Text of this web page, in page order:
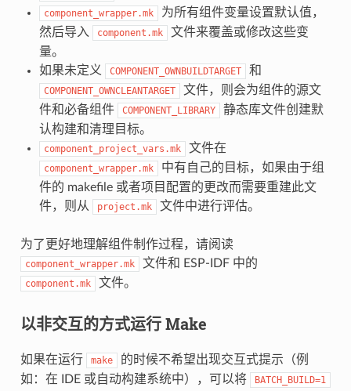
component_wrapper.mk
为所有组件变量设置默认值，
然后导入
component.mk
文件来覆盖或修改这些变
量。
如果未定义
COMPONENT_OWNBUILDTARGET 和
COMPONENT_OWNCLEANTARGET
文件，则会为组件的源文
件和必备组件
COMPONENT_LIBRARY
静态库文件创建默
认构建和清理目标。
component_project_vars.mk 文件在
component_wrapper.mk
中有自己的目标，如果由于组
件的 makefile 或者项目配置的更改而需要重建此文
件，则从
project.mk 文件中进行评估。
为了更好地理解组件制作过程，请阅读
component_wrapper.mk 文件和 ESP-IDF 中的
component.mk 文件。
以非交互的方式运行 Make
如果在运行 make
的时候不希望出现交互式提示（例
如：在 IDE 或自动构建系统中），可以将
BATCH_BUILD=1